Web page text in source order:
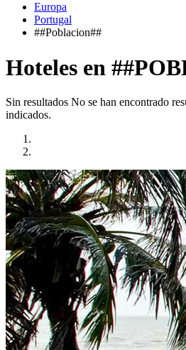
Europa
Portugal
##Poblacion##
Hoteles en
Sin resultados No se han encontrado
indicados.